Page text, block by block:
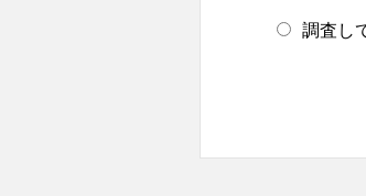
調査し